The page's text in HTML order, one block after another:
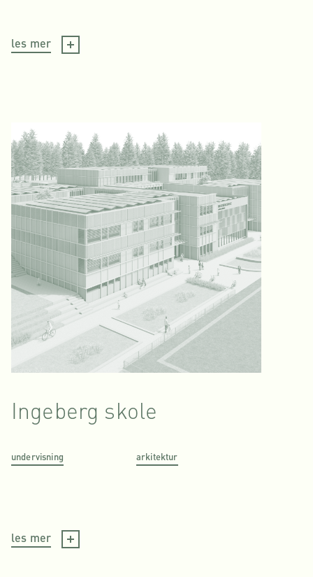
les mer
Ingeberg skole
undervisning arkitektur
les mer